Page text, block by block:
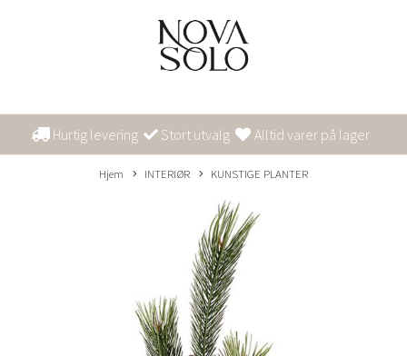
Hurtig levering Stort utvalg Alltid varer på lager
Hjem INTERIØR KUNSTIGE PLANTER